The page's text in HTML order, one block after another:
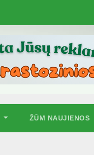
ŽŪM NAUJIENOS